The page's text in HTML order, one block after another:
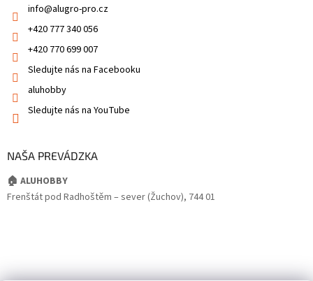
info@alugro-pro.cz
+420 777 340 056
+420 770 699 007
Sledujte nás na Facebooku
aluhobby
Sledujte nás na YouTube
NAŠA PREVÁDZKA
🏠 ALUHOBBY
Frenštát pod Radhoštěm – sever (Žuchov), 744 01